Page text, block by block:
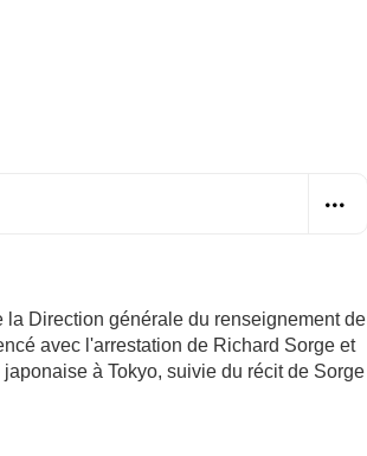
Direction générale du renseignement de
avec l'arrestation de Richard Sorge et
à Tokyo, suivie du récit de Sorge